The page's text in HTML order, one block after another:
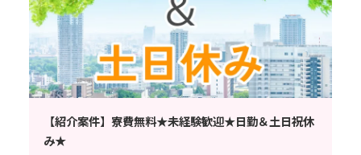
【紹介案件】寮費無料★未経験歓迎★日勤＆土日祝休
み★